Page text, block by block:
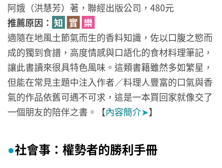
阿娥（洪慧芳）著，聯經出版公司，480元
推薦原因： 知 實 樂
適隨在地風土節氣而生的香料知識，佐以口腹之慾而
成的獨到食譜，高度情感與口語化的食材料理筆記，
讓此書讀來很具特色風味。這類書籍雖然多如繁星，
但能在常見主題中注入作者／料理人豐富的口氣與香
氣的作品依舊可遇不可求，這是一本買回家就像交了
一個朋友的陪伴之書。【內容簡介➤】
●社會事：權勢者的勝利手冊